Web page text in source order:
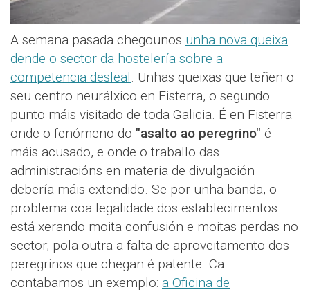
A semana pasada chegounos unha nova queixa
dende o sector da hostelería sobre a
competencia desleal. Unhas queixas que teñen o
seu centro neurálxico en Fisterra, o segundo
punto máis visitado de toda Galicia. É en Fisterra
onde o fenómeno do "asalto ao peregrino" é
máis acusado, e onde o traballo das
administracións en materia de divulgación
debería máis extendido. Se por unha banda, o
problema coa legalidade dos establecimentos
está xerando moita confusión e moitas perdas no
sector; pola outra a falta de aproveitamento dos
peregrinos que chegan é patente. Ca
contabamos un exemplo: a Oficina de